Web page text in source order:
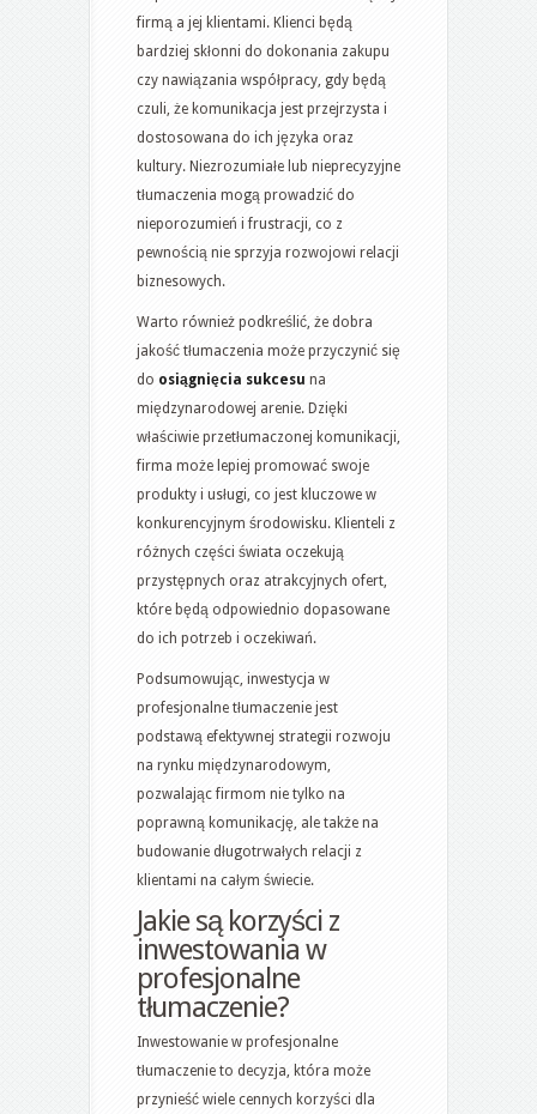
firmą a jej klientami. Klienci będą
bardziej skłonni do dokonania zakupu
czy nawiązania współpracy, gdy będą
czuli, że komunikacja jest przejrzysta i
dostosowana do ich języka oraz
kultury. Niezrozumiałe lub nieprecyzyjne
tłumaczenia mogą prowadzić do
nieporozumień i frustracji, co z
pewnością nie sprzyja rozwojowi relacji
biznesowych.
Warto również podkreślić, że dobra
jakość tłumaczenia może przyczynić się
do osiągnięcia sukcesu na
międzynarodowej arenie. Dzięki
właściwie przetłumaczonej komunikacji,
firma może lepiej promować swoje
produkty i usługi, co jest kluczowe w
konkurencyjnym środowisku. Klienteli z
różnych części świata oczekują
przystępnych oraz atrakcyjnych ofert,
które będą odpowiednio dopasowane
do ich potrzeb i oczekiwań.
Podsumowując, inwestycja w
profesjonalne tłumaczenie jest
podstawą efektywnej strategii rozwoju
na rynku międzynarodowym,
pozwalając firmom nie tylko na
poprawną komunikację, ale także na
budowanie długotrwałych relacji z
klientami na całym świecie.
Jakie są korzyści z
inwestowania w
profesjonalne
tłumaczenie?
Inwestowanie w profesjonalne
tłumaczenie to decyzja, która może
przynieść wiele cennych korzyści dla